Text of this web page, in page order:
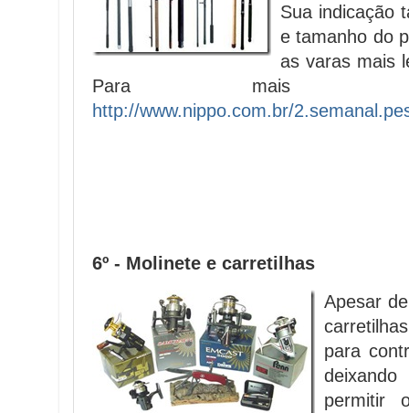
Sua indicação
e tamanho do
as varas mais
Para mais
http://www.nippo.com.br/
6º - Molinete e carretilhas
Apesar
para
permitir